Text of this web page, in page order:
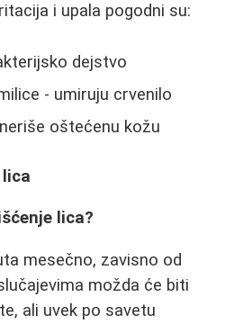
i upala pogodni su:
dejstvo
- umiruju crvenilo
oštećenu kožu
lica?
mesečno, zavisno od
možda će biti
ali uvek po savetu